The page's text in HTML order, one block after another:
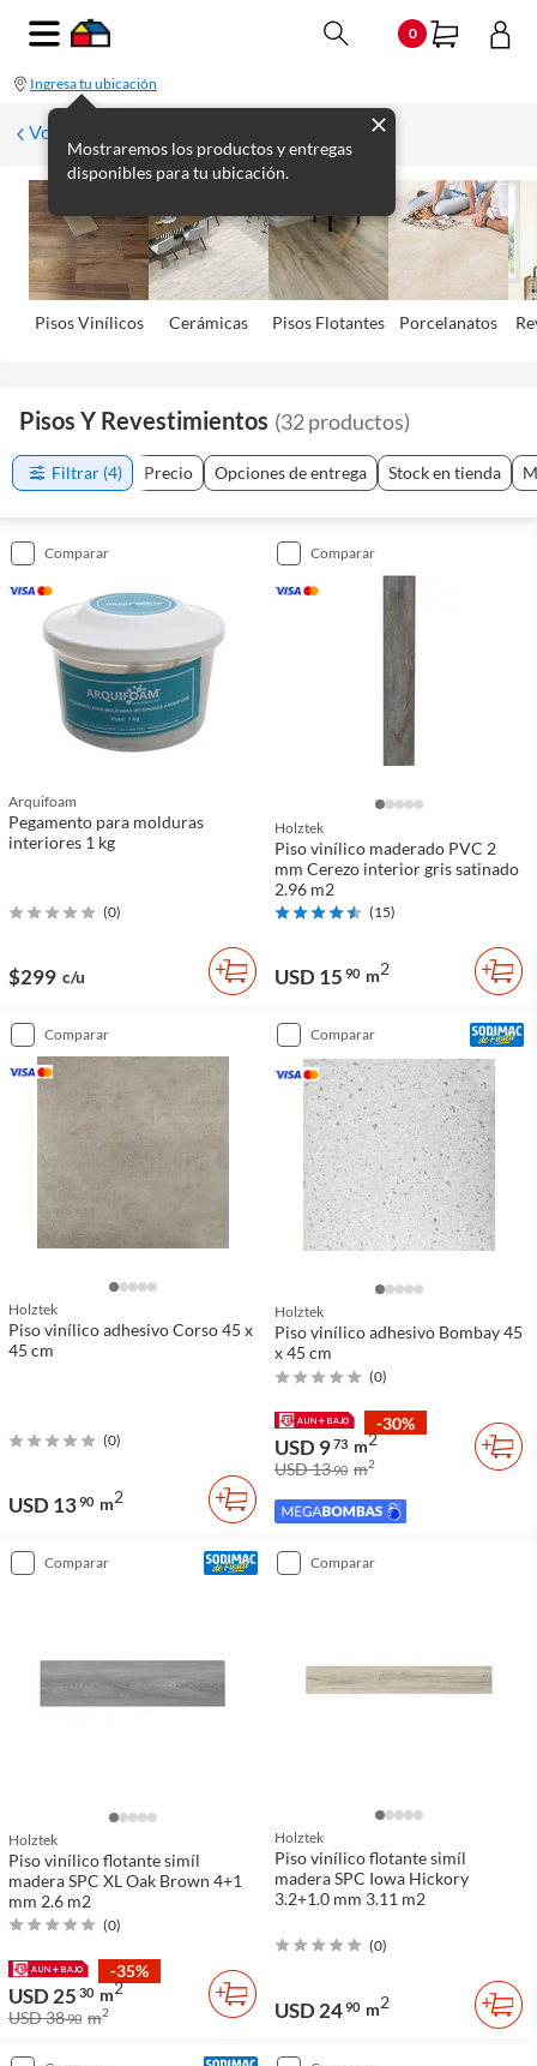
0
Ingresa tu ubicación
Mostraremos los productos y entregas
disponibles para tu ubicación.
Volver
Pisos Viní­licos Cerámicas Pisos Flotantes Porcelanatos
Pisos Y Revestimientos (32productos)
Filtrar (4) Precio Opciones de entrega Stock en tienda
comparar
Arquifoam
Pegamento para molduras
interiores 1 kg
(0)
$299 c/u
comparar
Holztek
Piso vinílico maderado PVC 2
mm Cerezo interior gris satinado
2.96 m2
(15)
USD 15 90 m2
comparar
Holztek
Piso vinílico adhesivo Corso 45 x
45 cm
(0)
USD 1390 m2
comparar
Holztek
Piso vinílico adhesivo Bombay 45
x 45 cm
(0)
-30%
USD 973 m2
USD 1390 m2
comparar
Holztek
Piso vinílico flotante simíl
madera SPC XL Oak Brown 4+1
mm 2.6 m2
(0)
-35%
USD 25 30 m2
USD 3890 m2
comparar
Holztek
Piso vinílico flotante simíl
madera SPC Iowa Hickory
3.2+1.0 mm 3.11 m2
(0)
USD 2490 m2